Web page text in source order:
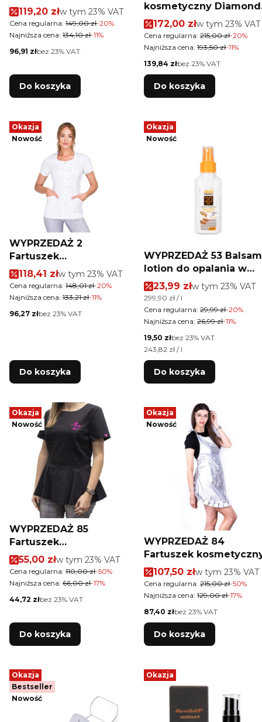
kosmetyczny Vena
Emma amarant
rozmiar 40
Cena promocyjna brutto
119,20 złw tym %s VAT
w tym 23% VAT
Cena regularna: 149,00 zł-20%
Najniższa cena: 134,10 zł-11%
Cena netto
96,91 złbez 23% VAT
Do koszyka
kosmetyczny Diamond
Silver
Cena promocyjna
172,00 złw tym %s VAT
w tym 23% VAT
Cena regularna: 215,00 zł-20%
Najniższa cena: 193,50 zł-11%
Cena netto
139,84 złbez 23% VAT
Do koszyka
Okazja
Nowość
WYPRZEDAŻ 2
Fartuszek
kosmetyczny Vena
Spa 9 biały z
cyrkoniami rozmiar 42
Cena promocyjna brutto
118,41 złw tym %s VAT
w tym 23% VAT
Cena regularna: 148,01 zł-20%
Najniższa cena: 133,21 zł-11%
Cena netto
96,27 złbez 23% VAT
Do koszyka
Okazja
Nowość
WYPRZEDAŻ 53 Balsam
lotion do opalania w
sprayu z olejkiem
arganowym SPF20
Tropic 100ml
Cena promocyjna
23,99 złw tym %s VAT
w tym 23% VAT
Cena jednostkowa brutto
299,90 zł / l
Cena regularna: 29,99 zł-20%
Najniższa cena: 26,99 zł-11%
Cena netto
19,50 złbez 23% VAT
Cena jednostkowa netto
243,82 zł / l
Do koszyka
Okazja
Nowość
WYPRZEDAŻ 85
Fartuszek
kosmetyczny z
baskinką MollyLac Nr
40
Cena promocyjna brutto
55,00 złw tym %s VAT
w tym 23% VAT
Cena regularna: 110,00 zł-50%
Najniższa cena: 66,00 zł-17%
Cena netto
44,72 złbez 23% VAT
Do koszyka
Okazja
Nowość
WYPRZEDAŻ 84
Fartuszek
Diamond Silver
Cena promocyjna
107,50 złw tym %s VAT
w tym 23% VAT
Cena regularna: 215,00 zł-50%
Najniższa cena: 129,00 zł-17%
Cena netto
87,40 złbez 23% VAT
Do koszyka
Okazja
Bestseller
Nowość
Okazja